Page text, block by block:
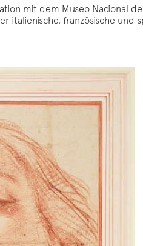
mit dem Museo Nacional
italienische, französische und